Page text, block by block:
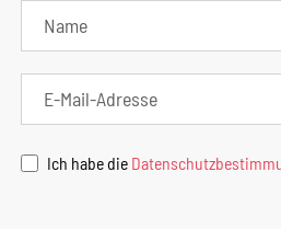
Ich habe die